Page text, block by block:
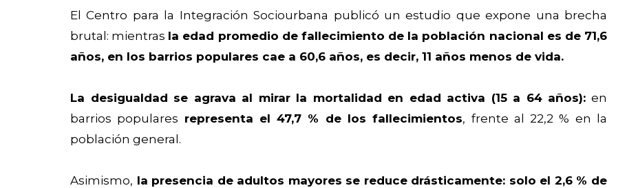
El Centro para la Integración Sociourbana publicó un estudio que expone una brecha
brutal: mientras la edad promedio de fallecimiento de la población nacional es de 71,6
años, en los barrios populares cae a 60,6 años, es decir, 11 años menos de vida.
La desigualdad se agrava al mirar la mortalidad en edad activa (15 a 64 años): en
barrios populares representa el 47,7 % de los fallecimientos, frente al 22,2 % en la
población general.
Asimismo, la presencia de adultos mayores se reduce drásticamente: solo el 2,6 % de